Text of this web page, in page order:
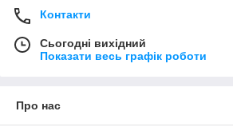
Контакти
Сьогодні вихідний
Показати весь графік роботи
Про нас